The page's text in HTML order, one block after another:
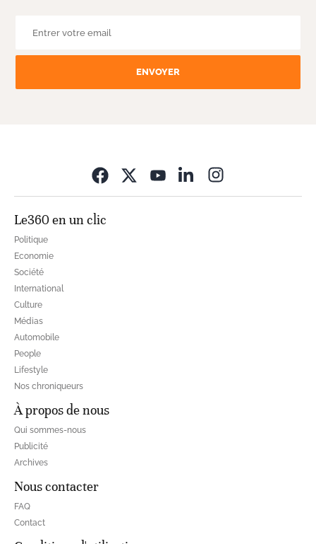
ENVOYER
Le360 en un clic
Politique
Economie
Société
International
Culture
Médias
Automobile
People
Lifestyle
Nos chroniqueurs
À propos de nous
Qui sommes-nous
Publicité
Archives
Nous contacter
FAQ
Contact